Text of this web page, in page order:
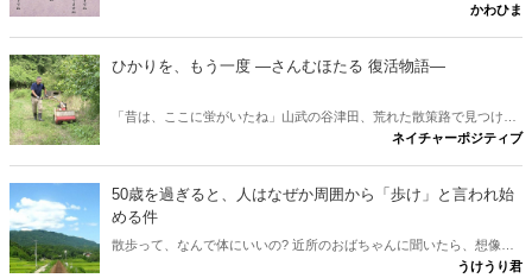
らせません。多くの人が思う「理屈抜きでダメ」という解釈は、実は
が、なぜ百五十年を越えて胸を打つのか。その正体と、会津観光に出
かけたくなる問いかけを書きたいと思います。
かわひま
ひかりを、もう一度 ―さんむほたる 復活物語―
「昔は、ここに蛍がいたね」山武の谷津田、荒れた散策路で見つけ
た、たった一匹のホタル。その小さな光から、世代を越えて受け継が
着想を得た物語です。登場人物は仮名で、一部に脚色を含みます。
ネイチャーポジティブ
50歳を過ぎると、人はなぜか周囲から「歩け」と言われ始
める件
散歩って、なんで体にいいの? 近所のおばちゃんに聞いたら、想像の
斜め上だった件。言われるがまま歩いていた男が、ついに「理由」を
うけうり君